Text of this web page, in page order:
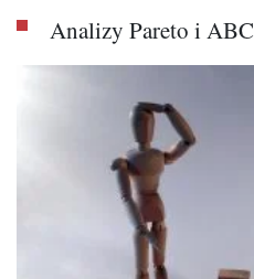
Analizy Pareto i ABC